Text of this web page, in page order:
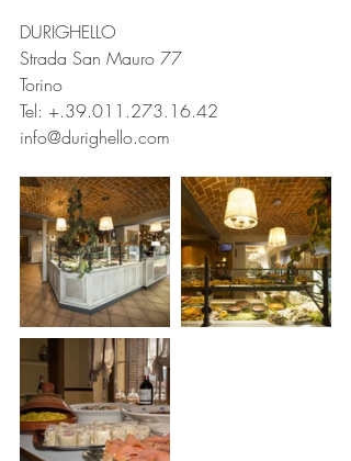
DURIGHELLO
Strada San Mauro 77
Torino
Tel: +.39.011.273.16.42
info@durighello.com